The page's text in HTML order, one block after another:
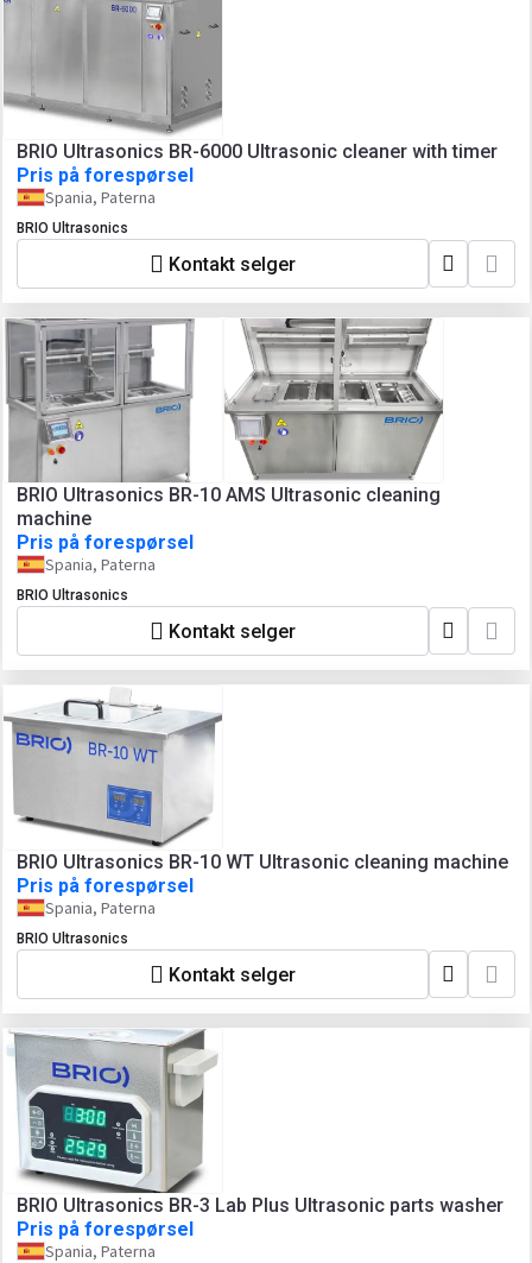
BRIO Ultrasonics BR-6000 Ultrasonic cleaner with timer
Pris på forespørsel
Spania, Paterna
BRIO Ultrasonics
Kontakt selger
BRIO Ultrasonics BR-10 AMS Ultrasonic cleaning
machine
Pris på forespørsel
Spania, Paterna
BRIO Ultrasonics
Kontakt selger
BRIO Ultrasonics BR-10 WT Ultrasonic cleaning machine
Pris på forespørsel
Spania, Paterna
BRIO Ultrasonics
Kontakt selger
BRIO Ultrasonics BR-3 Lab Plus Ultrasonic parts washer
Pris på forespørsel
Spania, Paterna